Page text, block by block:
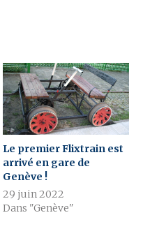
Le premier Flixtrain est
arrivé en gare de
Genève !
29 juin 2022
Dans "Genève"